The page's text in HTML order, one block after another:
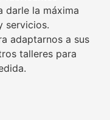
darle la máxima
servicios.
adaptarnos a sus
talleres para